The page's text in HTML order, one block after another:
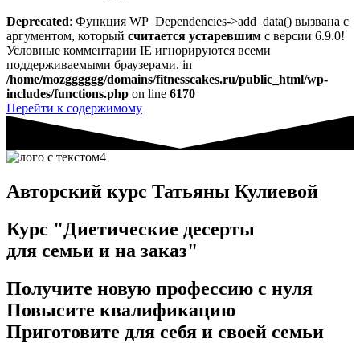
Deprecated: Функция WP_Dependencies->add_data() вызвана с
аргументом, который считается устаревшим с версии 6.9.0!
Условные комментарии IE игнорируются всеми
поддерживаемыми браузерами. in
/home/mozgggggg/domains/fitnesscakes.ru/public_html/wp-
includes/functions.php on line 6170
Перейти к содержимому
Онлайн-школа "Fitcakes school"
Авторский курс Татьяны Кулиевой
Курс "Диетические десерты
для семьи и на заказ"
Получите новую профессию с нуля
Повысите квалификацию
Приготовите для себя и своей семьи